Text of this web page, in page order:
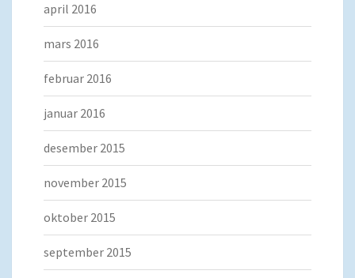
april 2016
mars 2016
februar 2016
januar 2016
desember 2015
november 2015
oktober 2015
september 2015